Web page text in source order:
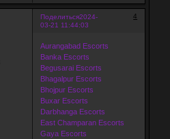
Поделиться 4
2024-
03-21 11:44:03
Aurangabad Escorts
Banka Escorts
Begusarai Escorts
Bhagalpur Escorts
Bhojpur Escorts
Buxar Escorts
Darbhanga Escorts
East Champaran Escorts
Gaya Escorts